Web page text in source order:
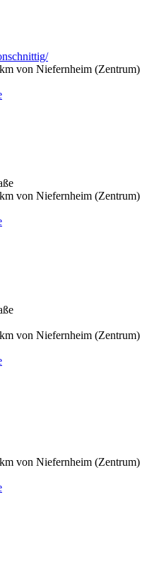
von Niefernheim (Zentrum)
von Niefernheim (Zentrum)
von Niefernheim (Zentrum)
von Niefernheim (Zentrum)